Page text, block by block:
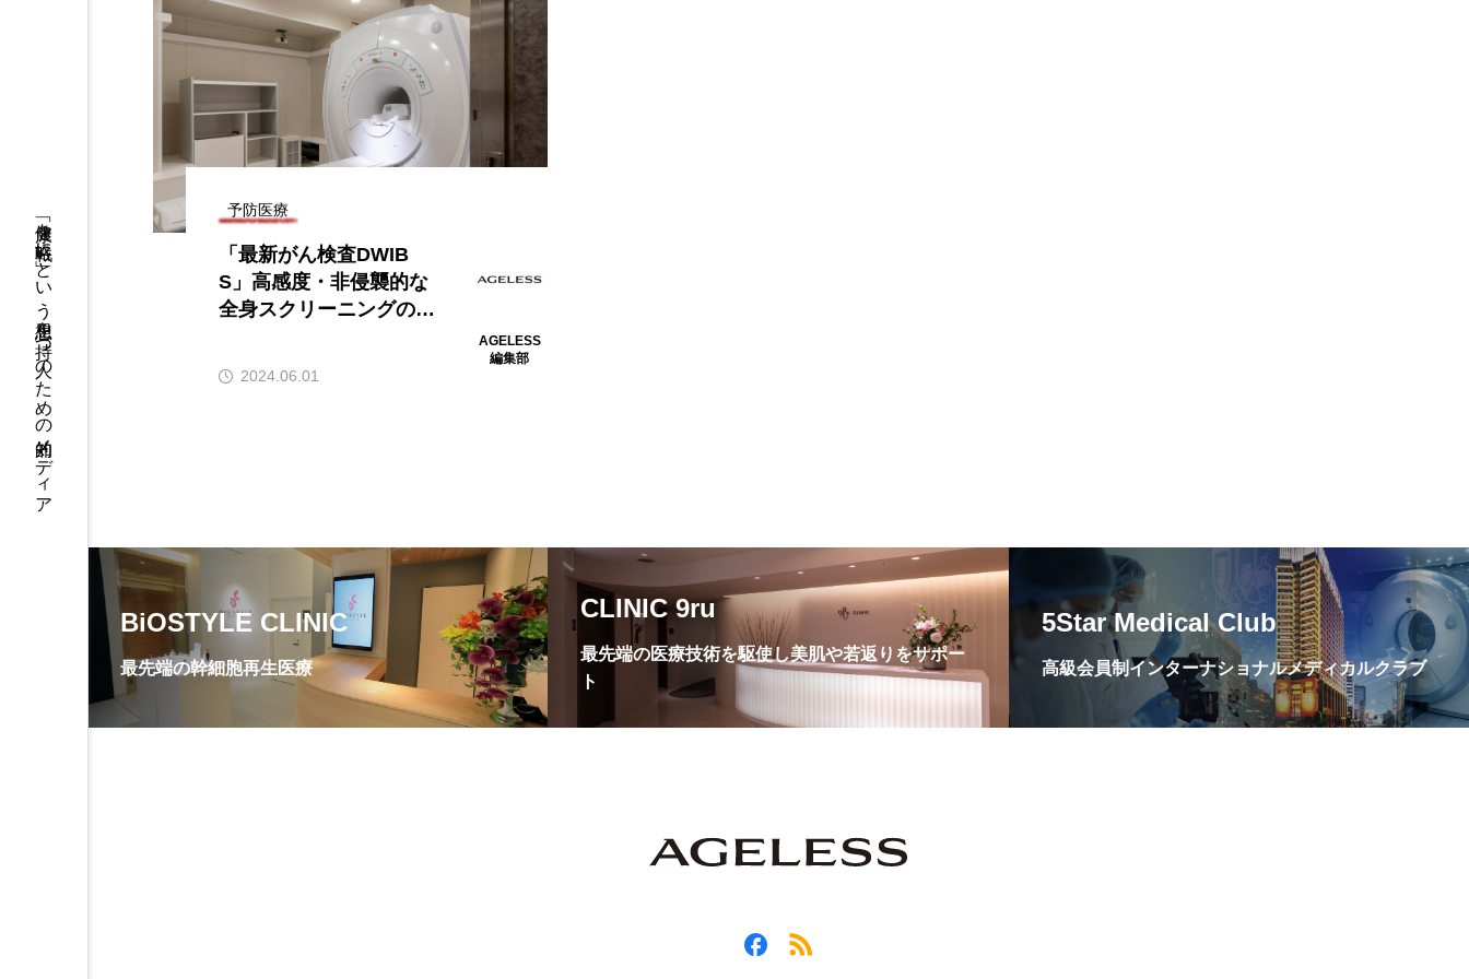
「健康を戦略に」という思想を持つ人のための知的メディア
予防医療
「最新がん検査DWIB
S」高感度・非侵襲的な
全身スクリーニングの魅
AGELESS
編集部
2024.06.01
BiOSTYLE CLINIC
最先端の幹細胞再生医療
CLINIC 9ru
最先端の医療技術を駆使し美肌や若返りをサポー
ト
5Star Medical Club
高級会員制インターナショナルメディカルクラブ